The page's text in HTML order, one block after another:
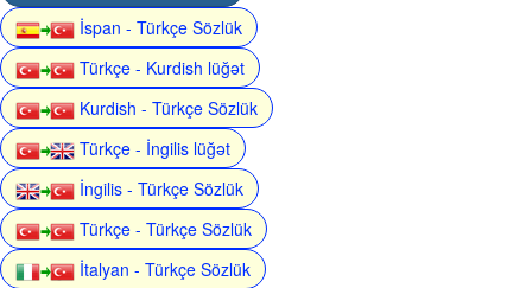
İspan - Türkçe Sözlük
Türkçe - Kurdish lüğət
Kurdish - Türkçe Sözlük
Türkçe - İngilis lüğət
İngilis - Türkçe Sözlük
Türkçe - Türkçe Sözlük
İtalyan - Türkçe Sözlük